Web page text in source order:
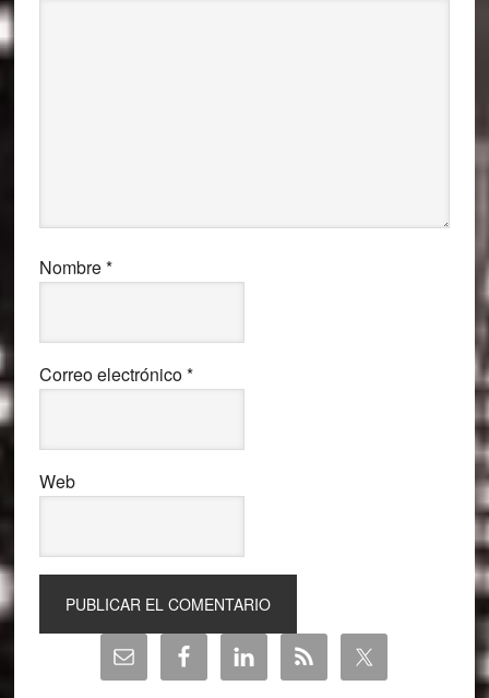
Nombre*
Correo electrónico*
Web
Barra
lateral